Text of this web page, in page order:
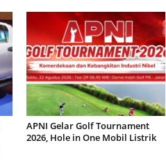
APNI Gelar Golf Tournament
2026, Hole in One Mobil Listrik